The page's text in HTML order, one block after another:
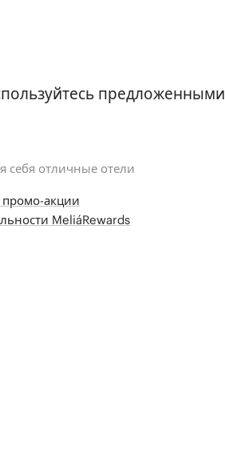
предложенными
себя отличные отели
промо-акции
MeliáRewards